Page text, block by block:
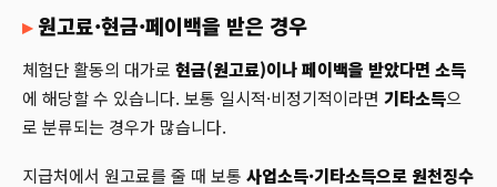
원고료·현금·페이백을 받은 경우
체험단 활동의 대가로 현금(원고료)이나 페이백을 받았다면 소득
에 해당할 수 있습니다. 보통 일시적·비정기적이라면 기타소득으
로 분류되는 경우가 많습니다.
지급처에서 원고료를 줄 때 보통 사업소득·기타소득으로 원천징수